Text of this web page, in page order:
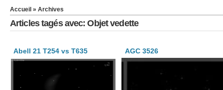
Accueil » Archives
Articles tagés avec: Objet vedette
Abell 21 T254 vs T635 AGC 3526